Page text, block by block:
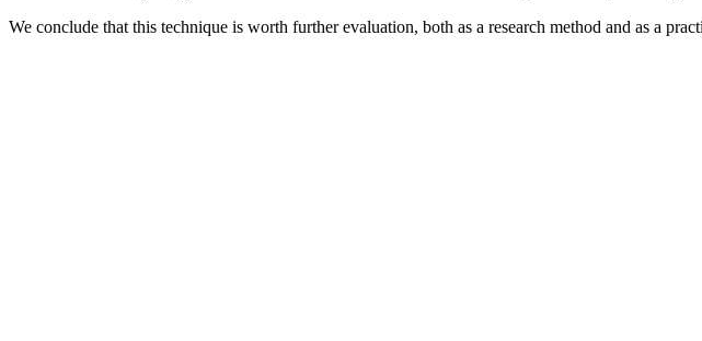
We conclude that this technique is worth further evaluation, both as a research method and as a